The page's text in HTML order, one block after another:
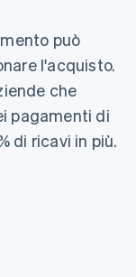
può
l'acquisto.
che
pagamenti di
di ricavi in più.